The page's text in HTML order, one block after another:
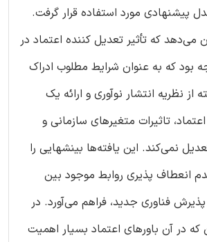
پیشنهادی مورد استفاده قرار گرفت.
می‌دهد که تأثیر تعدیل کننده اعتماد در
بود که به عنوان شرایط مطلوب ادراک
نظریه انتشار نوآوری و ارائه یک
تاثیرات متغیرهای سازمانی و
نمی‌کند. این یافته‌ها بینشهایی را
انعطاف پذیری روابط موجود بین
فناوری جدید، فراهم می‌آورد. در
در آن باورهای اعتماد بسیار اهمیت